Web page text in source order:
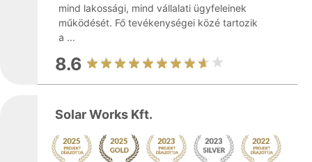
mind lakossági, mind vállalati ügyfeleinek
működését. Fő tevékenységei közé tartozik
a ...
8.6
Solar Works Kft.